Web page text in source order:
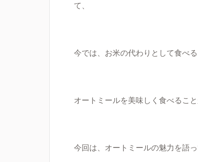
て、
今では、お米の代わりとして食べる
オートミールを美味しく食べるこ
今回は、オートミールの魅力を語っ